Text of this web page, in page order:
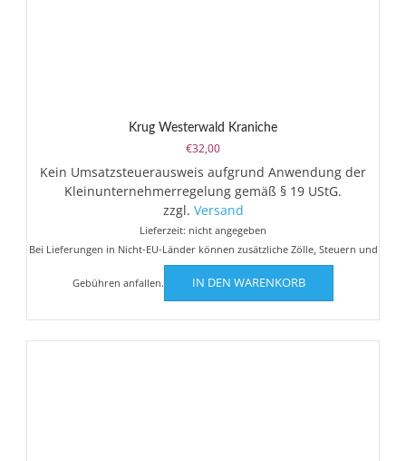
Krug Westerwald Kraniche
€32,00
Kein Umsatzsteuerausweis aufgrund Anwendung der
Kleinunternehmerregelung gemäß § 19 UStG.
zzgl. Versand
Lieferzeit: nicht angegeben
Bei Lieferungen in Nicht-EU-Länder können zusätzliche Zölle, Steuern und
Gebühren anfallen. IN DEN WARENKORB